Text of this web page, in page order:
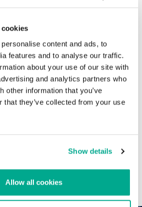
content and ads, to
features and to analyse our traffic.
about your use of our site with
and analytics partners who
other information that you’ve
that they’ve collected from your use
Show details
Allow all cookies
Correo electrónico*